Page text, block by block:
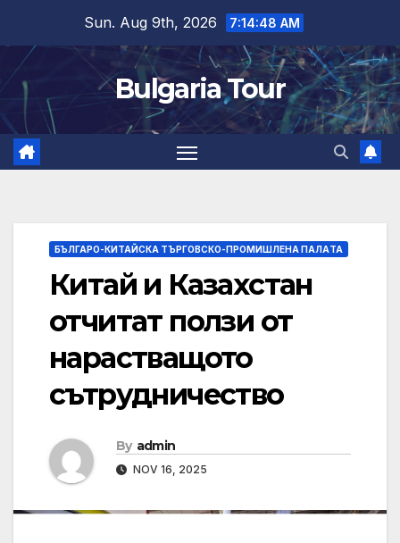
content
Sun. Aug 9th, 2026 7:14:49 AM
Bulgaria Tour
БЪЛГАРО-КИТАЙСКА ТЪРГОВСКО-ПРОМИШЛЕНА ПАЛAТА
Китай и Казахстан
отчитат ползи от
нарастващото
сътрудничество
By admin
NOV 16, 2025